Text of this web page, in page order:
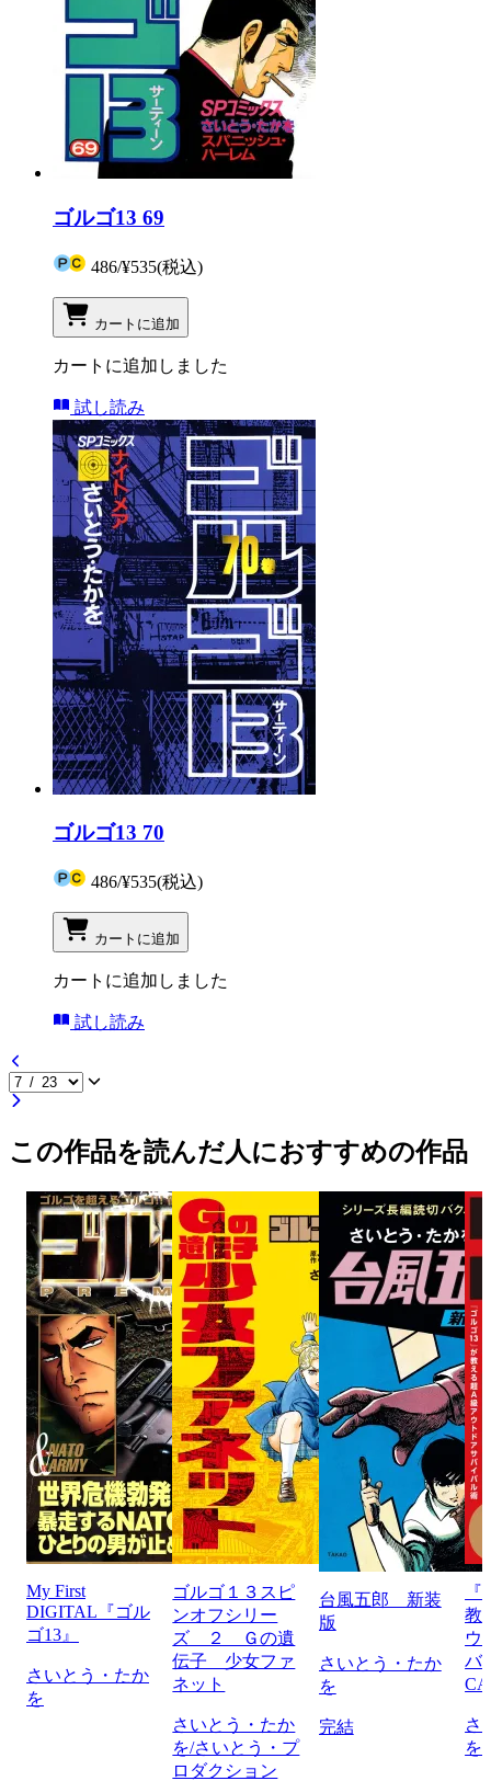
ゴルゴ13 69
486/¥535(税込)
カートに追加
カートに追加しました
試し読み
ゴルゴ13 70
486/¥535(税込)
カートに追加
カートに追加しました
試し読み
この作品を読んだ人におすすめの作品
My First
DIGITAL『ゴル
ゴ13』
さいとう・たか
を
ゴルゴ１３スピ
ンオフシリー
ズ ２ Ｇの遺
伝子 少女ファ
ネット
さいとう・たか
を/さいとう・プ
ロダクション
台風五郎 新装
版
さいとう・たか
を
完結
教
ウ
バ
さ
を